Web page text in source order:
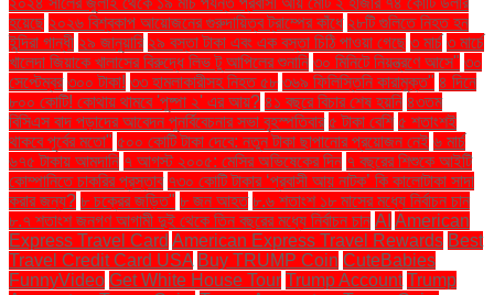
হয়েছে ২০২৬ বিশ্বকাপ আয়োজনের গুরুদায়িত্ব ট্রাম্পের কাঁধে ২৮টি গুলিতে নিহত হন
ইন্দিরা গান্ধী ২৯ জানুয়ারি ২৯ বস্তা টাকা এবং এক বস্তা চিঠি পাওয়া গেছে ৩ মার্চ ৩ মার্চে
খালেদা জিয়াকে খালাসের বিরুদ্ধে লিভ টু আপিলের শুনানি ৩০ মিনিটে নিয়ন্ত্রণে আসে" ৩০
সেপ্টেম্বর ৩০০ টাকা! ৩৩ হামলাকারীসহ নিহত ৫৮ ৩৬৯ ফিলিস্তিনি কারামুক্ত" ৪ দিনে
৮০০ কোটি! কোথায় থামবে 'পুষ্পা ২' এর আয়? ৪১ বছরে বিচার শেষ হয়নি ৪৩তম
বিসিএস বাদ পড়াদের আবেদন পুনর্বিবেচনার সভা বৃহস্পতিবার ৫ টাকা বেশি ৫ শতাংশই
থাকবে পূর্বের মতো" ৫০০ কোটি টাকা দেবে: নতুন টাকা ছাপানোর প্রয়োজন নেই ৬ মার্চ
৬৭৫ টাকায় আমদানি ৭ আগস্ট ২০০৫: মেসির অভিষেকের দিন ৭ বছরের শিশুকে আইটি
কোম্পানিতে চাকরির প্রস্তাব ৭৩০ কোটি টাকার ‘প্রবাসী আয় নাটক’ কি কালোটাকা সাদা
করার জন্য? ৮ চক্রের জড়িত" ৮ জন আহত ৮.৬ শতাংশ ১৮ মাসের মধ্যে নির্বাচন চান
৮.৭ শতাংশ জনগণ আগামী দুই থেকে তিন বছরের মধ্যে নির্বাচন চান AI American
Express Travel Card American Express Travel Rewards Best
Travel Credit Card USA Buy TRUMP Coin CuteBabies
FunnyVideo Get White House Tour Trump Account Trump